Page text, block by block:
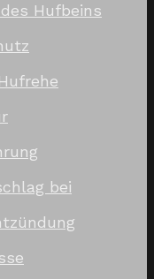
Hufbeins
bei